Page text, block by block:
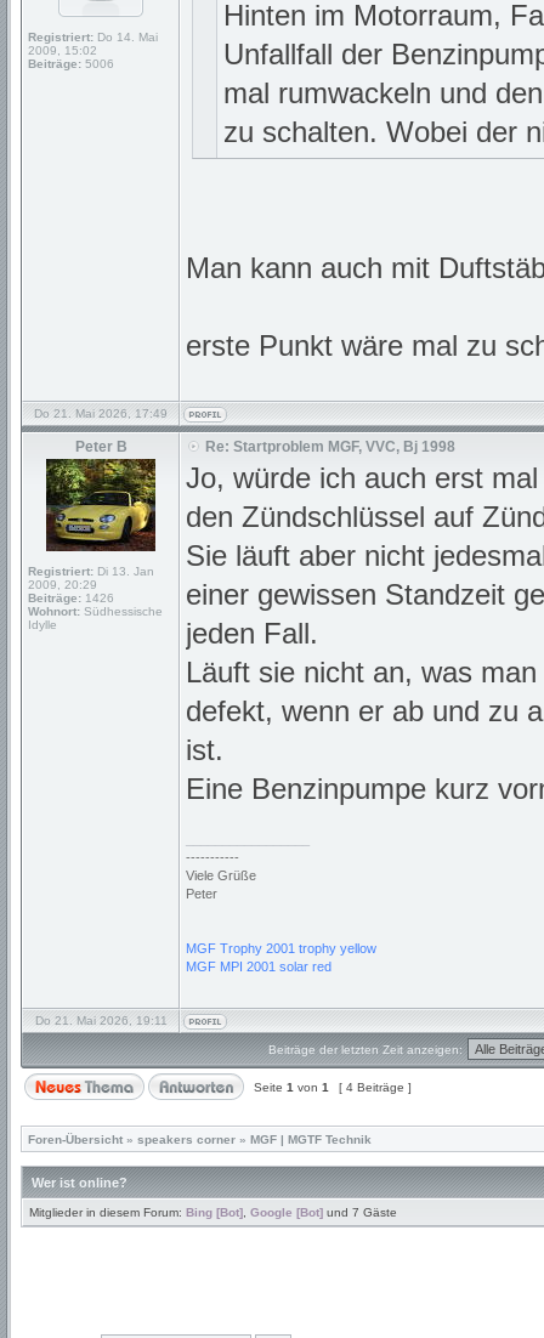
Registriert: Do 14. Mai
2009, 15:02
Beiträge: 5006
Hinten im Motorraum,
Unfallfall der
mal rumwackeln und
zu schalten. Wobei der
Man kann auch mit
erste Punkt wäre mal zu
Do 21. Mai 2026, 17:49
Peter B
Registriert: Di 13. Jan
2009, 20:29
Beiträge: 1426
Wohnort: Südhessische
Idylle
Re: Startproblem MGF, VVC, Bj 1998
Jo, würde ich auch erst
den Zündschlüssel auf
Sie läuft aber nicht
einer gewissen Standzeit
jeden Fall.
Läuft sie nicht an, was
defekt, wenn er ab und zu
ist.
Eine Benzinpumpe kurz
-----------
Viele Grüße
Peter
MGF Trophy 2001 trophy yellow
MGF MPI 2001 solar red
Do 21. Mai 2026, 19:11
Beiträge der letzten Zeit anzeigen:
Seite 1 von 1 [ 4 Beiträge ]
Foren-Übersicht » speakers corner » MGF | MGTF Technik
Wer ist online?
Mitglieder in diesem Forum: Bing [Bot] Google [Bot] und 7 Gäste